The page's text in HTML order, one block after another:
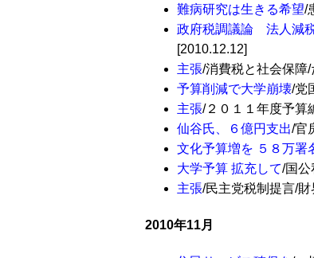
難病研究は生きる希望/
政府税調議論 法人減
[2010.12.12]
主張/消費税と社会保障
予算削減で大学崩壊/党
主張/２０１１年度予算
仙谷氏、６億円支出/官
文化予算増を ５８万署
大学予算 拡充して/国公
主張/民主党税制提言/
2010年11月